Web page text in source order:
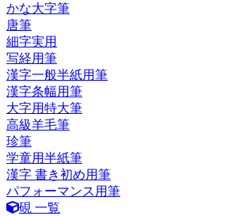
かな大字筆
唐筆
細字実用
写経用筆
漢字一般半紙用筆
漢字条幅用筆
大字用特大筆
高級羊毛筆
珍筆
学童用半紙筆
漢字 書き初め用筆
パフォーマンス用筆
硯 一覧